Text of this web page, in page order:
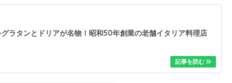
ラタンとドリアが名物！昭和50年創業の老舗イタリア料理店